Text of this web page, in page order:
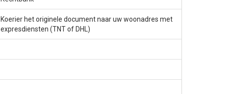
Koerier het originele document naar uw woonadres met
expresdiensten (TNT of DHL)